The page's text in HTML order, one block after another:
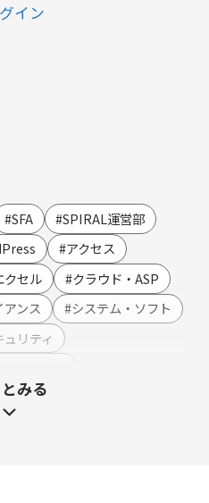
イン
）オンライン受付管理
#SFA
#SPIRAL運営部
#アクセス
クセル
#クラウド・ASP
ンス
#システム・ソフト
リティ
ー
#メリット・デメリット
みる